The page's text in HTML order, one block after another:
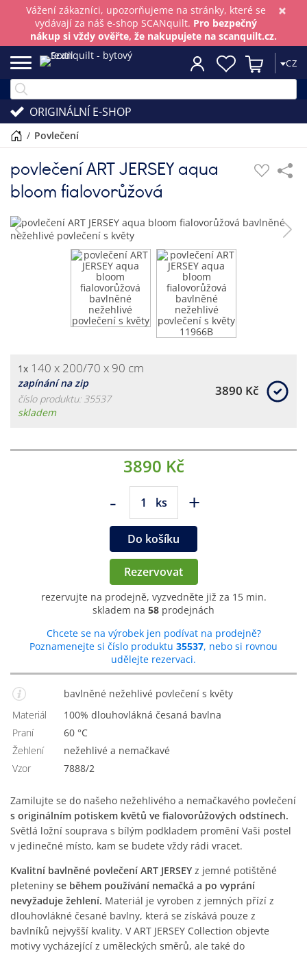
×
Vážení zákazníci, upozorňujeme na stránky, které se
vydávají za náš e-shop SCANquilt. Pro bezpečný
nákup si vždy ověřte, že nakupujete na scanquilt.cz.
CZ
ORIGINÁLNÍ E-SHOP
/ povlečení
povlečení ART JERSEY aqua
bloom fialovorůžová
1x 140 x 200/70 x 90 cm
zapínání na zip
číslo produktu: 35537
skladem
3890 Kč
3890 Kč
- ks +
Do košíku
Rezervovat
rezervujte na prodejně, vyzvedněte již za 15 min.
skladem na 58 prodejnách
Chcete se na výrobek jen podívat na prodejně?
Poznamenejte si číslo produktu 35537, nebo si rovnou
udělejte rezervaci.
bavlněné nežehlivé povlečení s květy
Materiál
100% dlouhovlákná česaná bavlna
Praní
60 °C
Žehlení
Nežehlivé a nemačkavé
Vzor
7888/2
Zamilujte se do našeho nežehlivého a nemačkavého povlečení
s originálním potiskem květů ve fialovorůžových odstínech.
Světlá ložní souprava s bílým podkladem promění Vaši postel
v jedinečné místo, kam se budete vždy rádi vracet.
Kvalitní bavlněné povlečení ART JERSEY z jemné potištěné
pleteniny se během používání nemačká a po vyprání
nevyžaduje žehlení. Materiál je vyroben z jemných přízí z
dlouhovlákné česané bavlny, která se získává pouze z
bavlníků nejvyšší kvality. V ART JERSEY Collection objevte
motivy vycházející z uměleckých směrů, ale také do